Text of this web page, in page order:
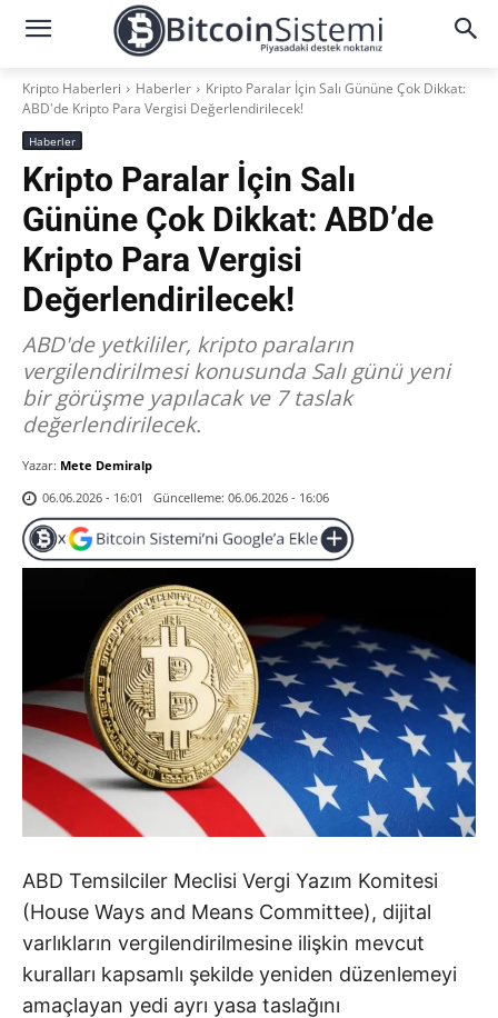
Kripto Haberleri Haberler
Kripto Paralar İçin Salı Gününe Çok Dikkat:
ABD'de Kripto Para Vergisi Değerlendirilecek!
Haberler
Kripto Paralar İçin Salı
Gününe Çok Dikkat: ABD’de
Kripto Para Vergisi
Değerlendirilecek!
ABD'de yetkililer, kripto paraların
vergilendirilmesi konusunda Salı günü yeni
bir görüşme yapılacak ve 7 taslak
değerlendirilecek.
Yazar: Mete Demiralp
06.06.2026 - 16:01
Güncelleme: 06.06.2026 - 16:06
ABD Temsilciler Meclisi Vergi Yazım Komitesi
(House Ways and Means Committee), dijital
varlıkların vergilendirilmesine ilişkin mevcut
kuralları kapsamlı şekilde yeniden düzenlemeyi
amaçlayan yedi ayrı yasa taslağını